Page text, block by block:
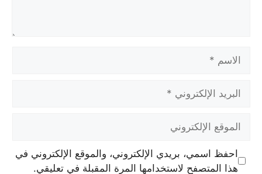
الإلكتروني
الإلكتروني
احفظ اسمي، بريدي الإلكتروني، والموقع الإلكتروني في
هذا المتصفح لاستخدامها المرة المقبلة في تعليقي.